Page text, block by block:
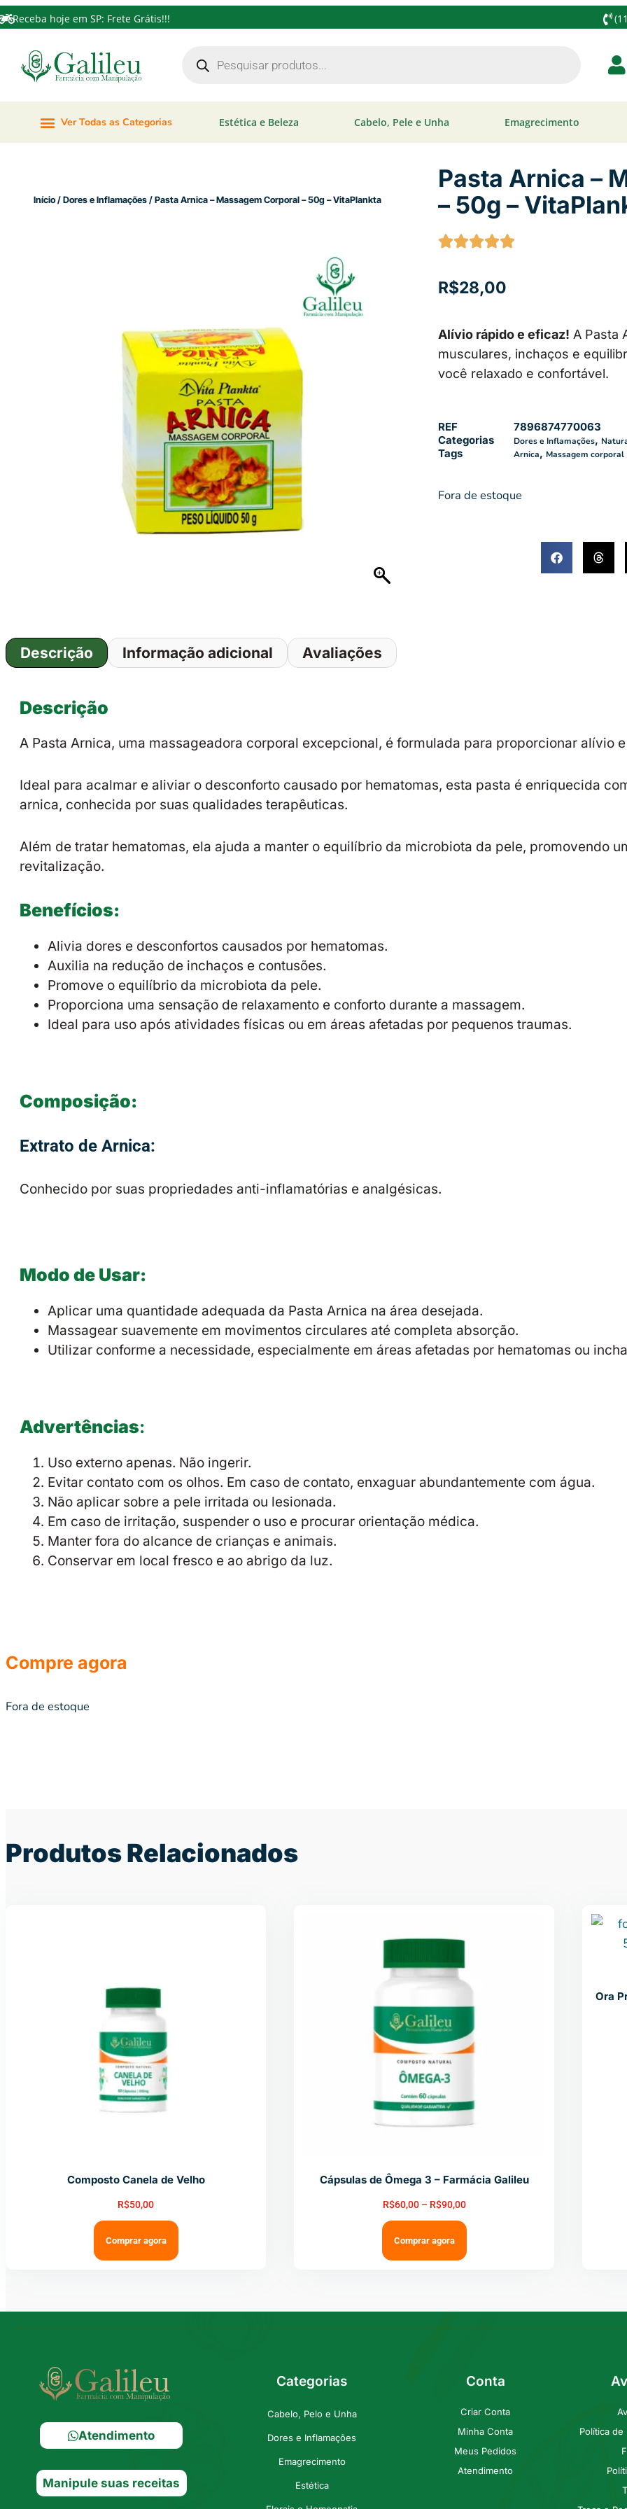
Receba hoje em SP: Frete Grátis!!!
Ver Todas as Categorias Estética e Beleza Cabelo, Pele e Unha Emagrecimento
/ Pasta Arnica – Massagem Corporal – 50g – VitaPlankta
Pasta Arnica –
– 50g –
R$28,00
Alívio rápido e eficaz! A Pasta
musculares, inchaços e
você relaxado e confortável.
REF
7896874770063
Categorias
Dores e Inflamações,
Tags Arnica, Massagem corporal
Fora de estoque
Descrição Informação adicional Avaliações
Descrição
A Pasta Arnica, uma massageadora corporal excepcional, é formulada para proporcionar alívio
Ideal para acalmar e aliviar o desconforto causado por hematomas, esta pasta é enriquecida
arnica, conhecida por suas qualidades terapêuticas.
Além de tratar hematomas, ela ajuda a manter o equilíbrio da microbiota da pele, promovendo
revitalização.
Benefícios:
Alivia dores e desconfortos causados por hematomas.
Auxilia na redução de inchaços e contusões.
Promove o equilíbrio da microbiota da pele.
Proporciona uma sensação de relaxamento e conforto durante a massagem.
Ideal para uso após atividades físicas ou em áreas afetadas por pequenos traumas.
Composição:
Extrato de Arnica:
Conhecido por suas propriedades anti-inflamatórias e analgésicas.
Modo de Usar:
Aplicar uma quantidade adequada da Pasta Arnica na área desejada.
Massagear suavemente em movimentos circulares até completa absorção.
Utilizar conforme a necessidade, especialmente em áreas afetadas por hematomas ou
Advertências:
Uso externo apenas. Não ingerir.
Evitar contato com os olhos. Em caso de contato, enxaguar abundantemente com água.
Não aplicar sobre a pele irritada ou lesionada.
Em caso de irritação, suspender o uso e procurar orientação médica.
Manter fora do alcance de crianças e animais.
Conservar em local fresco e ao abrigo da luz.
Compre agora
Fora de estoque
Produtos Relacionados
Composto Canela de Velho
R$50,00
Comprar agora
Cápsulas de Ômega 3 – Farmácia Galileu
R$60,00 – R$90,00
Comprar agora
Ora
Atendimento
Manipule suas receitas
Categorias
Cabelo, Pelo e Unha
Dores e Inflamações
Emagrecimento
Estética
Conta
Criar Conta
Minha Conta
Meus Pedidos
Atendimento
Política de